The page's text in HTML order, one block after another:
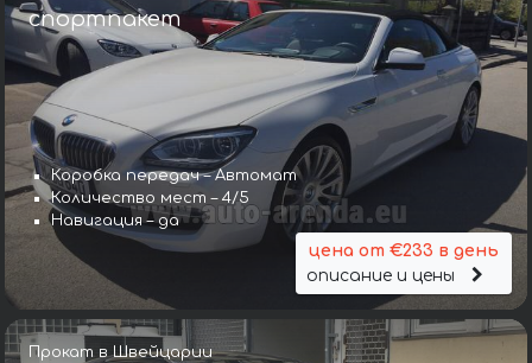
спортпакет
Коробка передач – Автомат
Количество мест – 4/5
Навигация – да
цена от €233 в день
описание и цены
Прокат в Швейцарии